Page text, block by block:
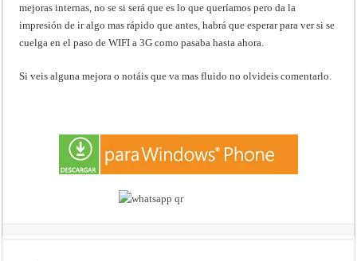
mejoras internas, no se si será que es lo que queríamos pero da la
impresión de ir algo mas rápido que antes, habrá que esperar para ver si se
cuelga en el paso de WIFI a 3G como pasaba hasta ahora.
Si veis alguna mejora o notáis que va mas fluido no olvideis comentarlo.